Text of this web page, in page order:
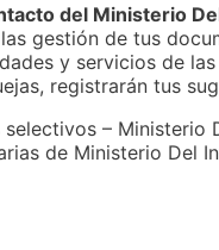
del Ministerio
gestión de tus
y servicios de
registrarán tus
– Ministerio
de Ministerio Del